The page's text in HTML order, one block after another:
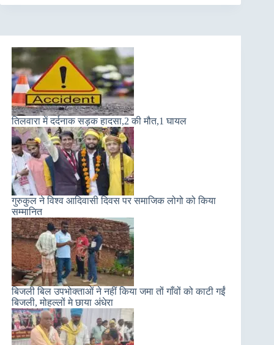
तिलवारा में दर्दनाक सड़क हादसा,2 की मौत,1 घायल
गुरुकुल ने विश्व आदिवासी दिवस पर समाजिक लोगो को किया
सम्मानित
बिजली बिल उपभोक्ताओं ने नहीं किया जमा तों गाँवों को काटी गईं
बिजली, मोहल्लों मे छाया अंधेरा